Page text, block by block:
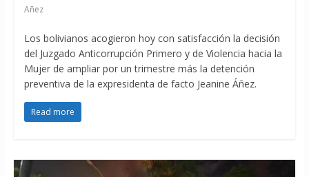
Añez
Los bolivianos acogieron hoy con satisfacción la decisión
del Juzgado Anticorrupción Primero y de Violencia hacia la
Mujer de ampliar por un trimestre más la detención
preventiva de la expresidenta de facto Jeanine Áñez.
Read more